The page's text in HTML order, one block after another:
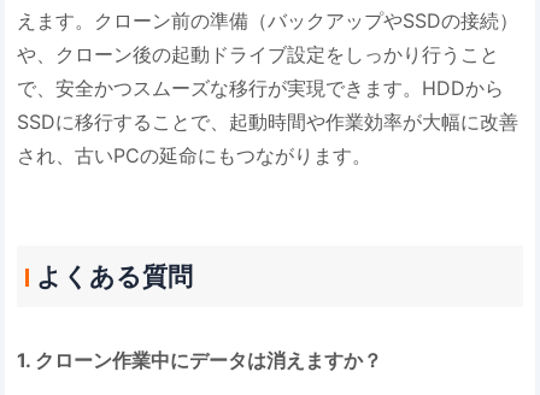
えます。クローン前の準備（バックアップやSSDの接続）
や、クローン後の起動ドライブ設定をしっかり行うこと
で、安全かつスムーズな移行が実現できます。HDDから
SSDに移行することで、起動時間や作業効率が大幅に改善
され、古いPCの延命にもつながります。
よくある質問
1. クローン作業中にデータは消えますか？